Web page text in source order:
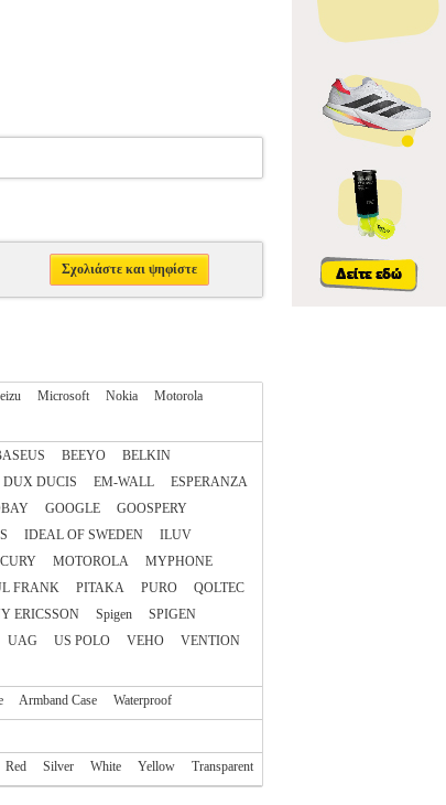
Σχολιάστε και ψηφίστε
Microsoft Nokia
Motorola
BEEYO
BELKIN
DUX DUCIS EM-WALL
ESPERANZA
GOOGLE
GOOSPERY
IDEAL OF SWEDEN
ILUV
MOTOROLA
MYPHONE
FRANK PITAKA PURO
QOLTEC
ERICSSON Spigen
SPIGEN
UAG US POLO VEHO
VENTION
Armband Case Waterproof
Red Silver White Yellow Transparent